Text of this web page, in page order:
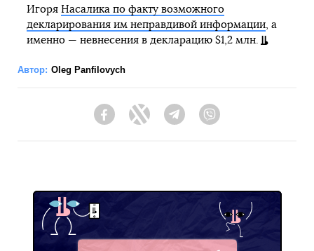
Игоря Насалика по факту возможного
декларирования им неправдивой информации, а
именно — невнесения в декларацию $1,2 млн.
Автор: Oleg Panfilovych
FacebookTwitter Telegram